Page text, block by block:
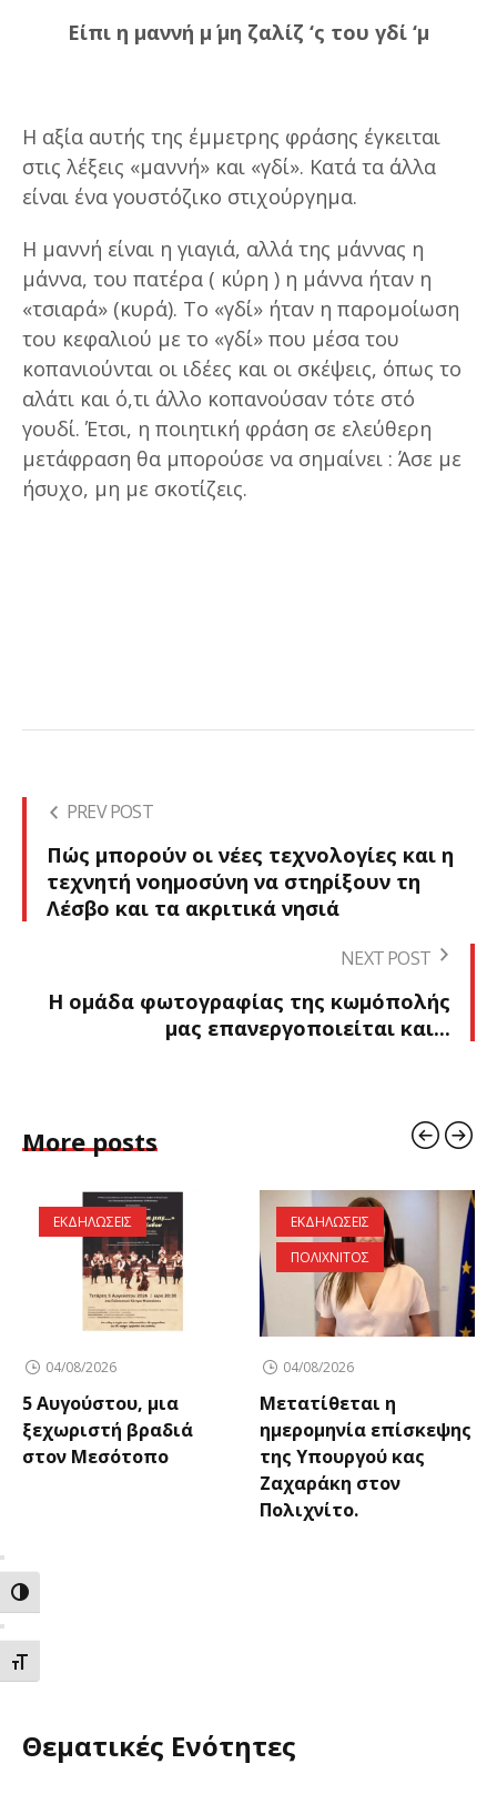
ΕΝΑΛΛΑΓΗ ΥΨΗΛΗΣ ΑΝΤΙΘΕΣΗΣ
ΕΝΑΛΛΑΓΗ ΜΕΓΕΘΟΥΣ ΓΡΑΜΜΑΤΩΝ
Είπι η μαννή μ΄ μη ζαλίζ ‘ς του γδί ‘μ
Η αξία αυτής της έμμετρης φράσης έγκειται
στις λέξεις «μαννή» και «γδί». Κατά τα άλλα
είναι ένα γουστόζικο στιχούργημα.
Η μαννή είναι η γιαγιά, αλλά της μάννας η
μάννα, του πατέρα ( κύρη ) η μάννα ήταν η
«τσιαρά» (κυρά). Το «γδί» ήταν η παρομοίωση
του κεφαλιού με το «γδί» που μέσα του
κοπανιούνται οι ιδέες και οι σκέψεις, όπως το
αλάτι και ό,τι άλλο κοπανούσαν τότε στό
γουδί. Έτσι, η ποιητική φράση σε ελεύθερη
μετάφραση θα μπορούσε να σημαίνει : Άσε με
ήσυχο, μη με σκοτίζεις.
PREV POST
Πώς μπορούν οι νέες τεχνολογίες και η
τεχνητή νοημοσύνη να στηρίξουν τη
Λέσβο και τα ακριτικά νησιά
NEXT POST
Η ομάδα φωτογραφίας της κωμόπολής
μας επανεργοποιείται και...
More posts
ΕΚΔΗΛΩΣΕΙΣ
04/08/2026
5 Αυγούστου, μια
ξεχωριστή βραδιά
στον Μεσότοπο
ΕΚΔΗΛΩΣΕΙΣ
ΠΟΛΙΧΝΙΤΟΣ
04/08/2026
Μετατίθεται η
ημερομηνία επίσκεψης
της Υπουργού κας
Ζαχαράκη στον
Πολιχνίτο.
Θεματικές Ενότητες